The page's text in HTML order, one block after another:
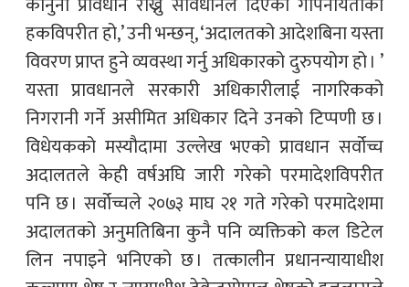
हकविपरीत हो,’ उनी भन्छन्, ‘अदालतको आदेशबिना यस्ता
विवरण प्राप्त हुने व्यवस्था गर्नु अधिकारको दुरुपयोग हो । ’
यस्ता प्रावधानले सरकारी अधिकारीलाई नागरिकको
निगरानी गर्ने असीमित अधिकार दिने उनको टिप्पणी छ ।
विधेयकको मस्यौदामा उल्लेख भएको प्रावधान सर्वोच्च
अदालतले केही वर्षअघि जारी गरेको परमादेशविपरीत
पनि छ । सर्वोच्चले २०७३ माघ २१ गते गरेको परमादेशमा
अदालतको अनुमतिबिना कुनै पनि व्यक्तिको कल डिटेल
लिन नपाइने भनिएको छ । तत्कालीन प्रधानन्यायाधीश